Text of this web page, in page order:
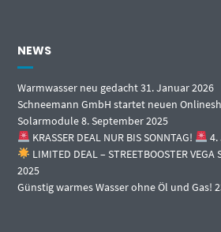
NEWS
Warmwasser neu gedacht31. Januar 2026
Schneemann GmbH startet neuen
Solarmodule8. September 2025
KRASSER DEAL NUR BIS SONNTAG!
4.
LIMITED DEAL – STREETBOOSTER VEGA
2025
Günstig warmes Wasser ohne Öl und Gas!